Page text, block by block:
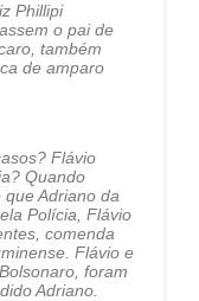
Phillipi
o pai de
também
de amparo
Flávio
Quando
Adriano da
Polícia, Flávio
comenda
Flávio e
foram
Adriano.